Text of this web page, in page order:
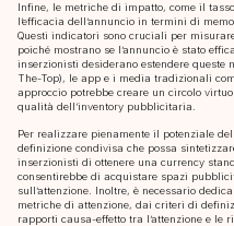
Infine, le metriche di impatto, come il
l’efficacia dell’annuncio in termini di
Questi indicatori sono cruciali per
poiché mostrano se l’annuncio è stato
inserzionisti desiderano estendere
The-Top), le app e i media tradizionali
approccio potrebbe creare un circolo
qualità dell’inventory pubblicitaria.
Per realizzare pienamente il potenziale
definizione condivisa che possa
inserzionisti di ottenere una currency
consentirebbe di acquistare spazi
sull’attenzione. Inoltre, è necessario
metriche di attenzione, dai criteri di
rapporti causa-effetto tra l’attenzione e le